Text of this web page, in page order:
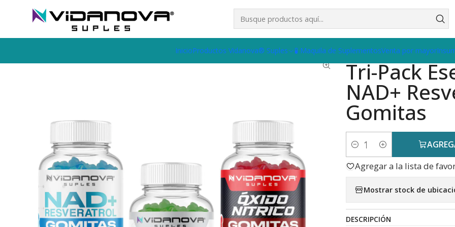
InicioProductos Vidanova® Suples 🧪 Maquila de SuplementosVenta por mayor
Productos Vidanova® Suples Vitaminas y Minerales Tri-Pack Esencial: Óxido Nítrico + NAD+ Resveratrol + Ashwagandha
|
Tri-Pack
NAD+
Gomitas
Cantidad
Agregar a la lista de
Mostrar stock de
DESCRIPCIÓN